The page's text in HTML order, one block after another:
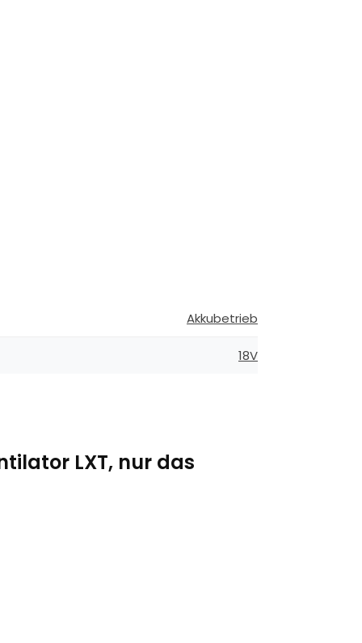
Akkubetrieb
18V
LXT, nur das